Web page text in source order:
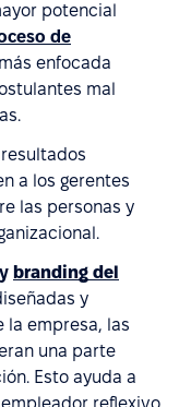
potencial
de
enfocada
mal
resultados
a los gerentes
las personas y
branding del
y
la empresa, las
una parte
Esto ayuda a
reflexivo